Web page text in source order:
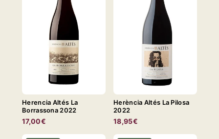
Herencia Altés La
Borrassona 2022
17,00€
Herència Altés La Pilosa
2022
18,95€